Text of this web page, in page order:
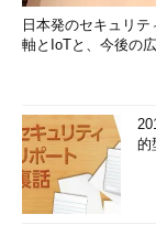
キストで
うこと。
が増えて
Windows OS組み込み
イアウォール機能の概
Windows XP SP2で最
日本発のセキュリ
軸とIoTと、今後の
的